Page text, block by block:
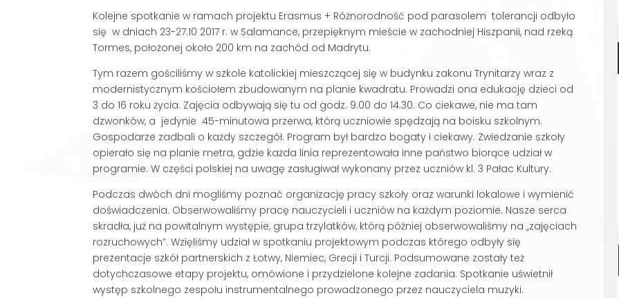
Kolejne spotkanie w ramach projektu Erasmus + Różnorodność pod parasolem tolerancji odbyło
się w dniach 23-27.10 2017 r. w Salamance, przepięknym mieście w zachodniej Hiszpanii, nad rzeką
Tormes, położonej około 200 km na zachód od Madrytu.
Tym razem gościliśmy w szkole katolickiej mieszczącej się w budynku zakonu Trynitarzy wraz z
modernistycznym kościołem zbudowanym na planie kwadratu. Prowadzi ona edukację dzieci od
3 do 16 roku życia. Zajęcia odbywają się tu od godz. 9.00 do 14.30. Co ciekawe, nie ma tam
dzwonków, a jedynie 45-minutowa przerwa, którą uczniowie spędzają na boisku szkolnym.
Gospodarze zadbali o każdy szczegół. Program był bardzo bogaty i ciekawy. Zwiedzanie szkoły
opierało się na planie metra, gdzie każda linia reprezentowała inne państwo biorące udział w
programie. W części polskiej na uwagę zasługiwał wykonany przez uczniów kl. 3 Pałac Kultury.
Podczas dwóch dni mogliśmy poznać organizację pracy szkoły oraz warunki lokalowe i wymienić
doświadczenia. Obserwowaliśmy pracę nauczycieli i uczniów na każdym poziomie. Nasze serca
skradła, już na powitalnym występie, grupa trzylatków, którą później obserwowaliśmy na „zajęciach
rozruchowych”. Wzięliśmy udział w spotkaniu projektowym podczas którego odbyły się
prezentacje szkół partnerskich z Łotwy, Niemiec, Grecji i Turcji. Podsumowane zostały też
dotychczasowe etapy projektu, omówione i przydzielone kolejne zadania. Spotkanie uświetnił
występ szkolnego zespołu instrumentalnego prowadzonego przez nauczyciela muzyki.